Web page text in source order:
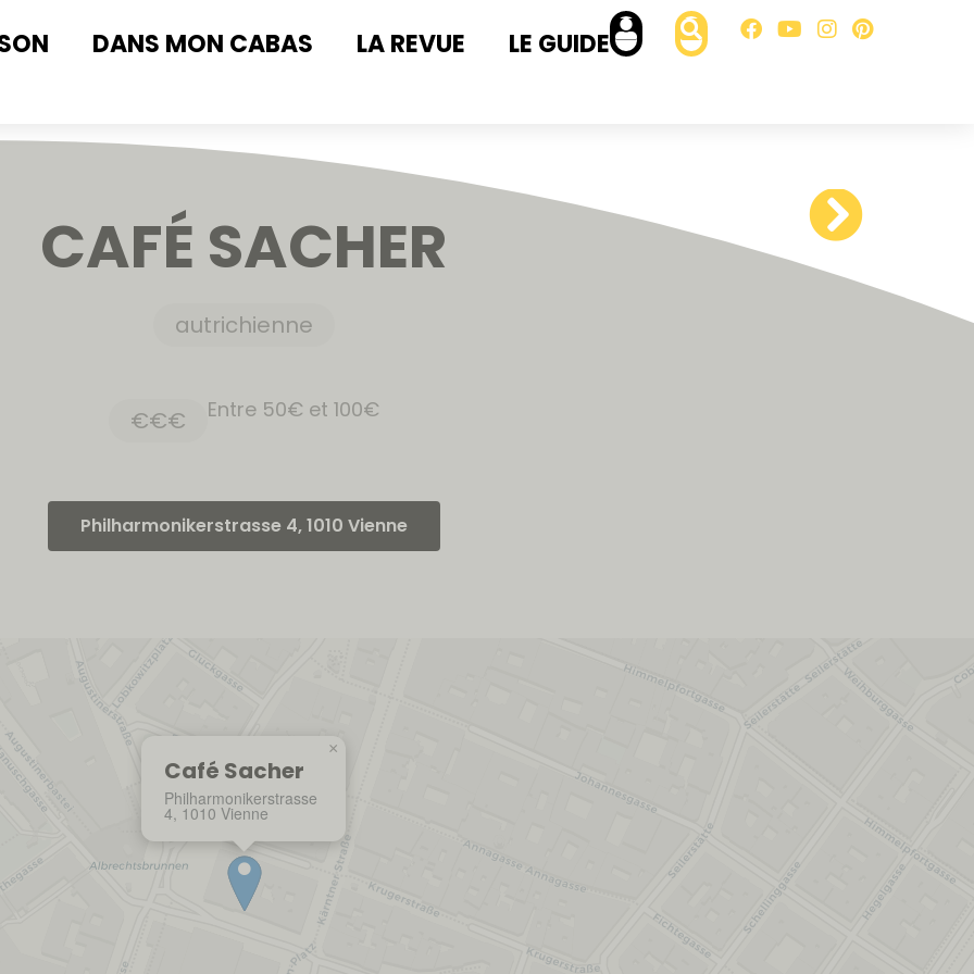
DANS MON CABAS LA REVUE LE GUIDE
CAFÉ SACHER
autrichienne
€€€ Entre 50€ et 100€
Philharmonikerstrasse 4, 1010 Vienne
Café Sacher
Philharmonikerstrasse
4, 1010 Vienne
×